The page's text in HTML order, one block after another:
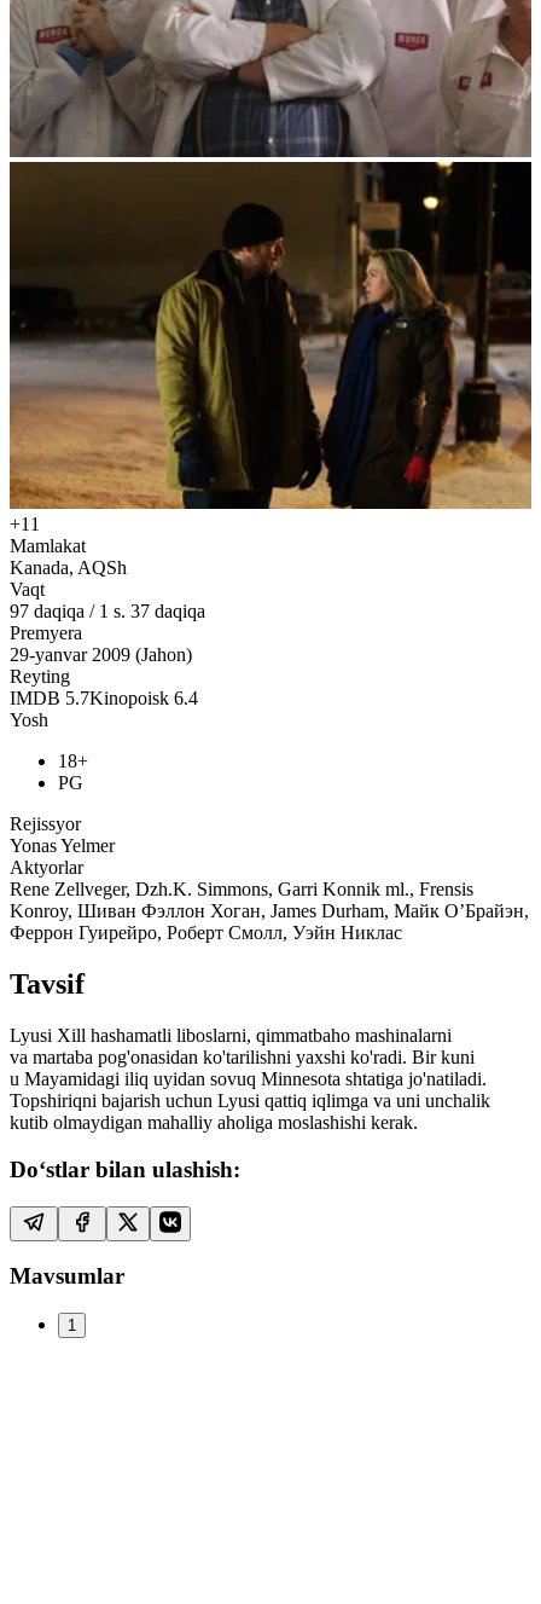
+11
Mamlakat
Kanada, AQSh
Vaqt
97 daqiqa / 1 s. 37 daqiqa
Premyera
29-yanvar 2009 (Jahon)
Reyting
IMDB 5.7Kinopoisk 6.4
Yosh
18+
PG
Rejissyor
Yonas Yelmer
Aktyorlar
Rene Zellveger, Dzh.K. Simmons, Garri Konnik ml., Frensis
Konroy, Шиван Фэллон Хоган, James Durham, Майк О’Брайэн,
Феррон Гуирейро, Роберт Смолл, Уэйн Никлас
Tavsif
Lyusi Xill hashamatli liboslarni, qimmatbaho mashinalarni
va martaba pog'onasidan ko'tarilishni yaxshi ko'radi. Bir kuni
u Mayamidagi iliq uyidan sovuq Minnesota shtatiga jo'natiladi.
Topshiriqni bajarish uchun Lyusi qattiq iqlimga va uni unchalik
kutib olmaydigan mahalliy aholiga moslashishi kerak.
Do‘stlar bilan ulashish:
Mavsumlar
1